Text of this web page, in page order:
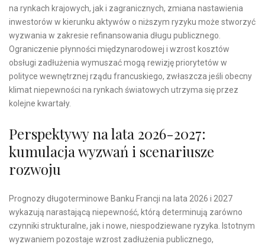
na rynkach krajowych, jak i zagranicznych, zmiana nastawienia
inwestorów w kierunku aktywów o niższym ryzyku może stworzyć
wyzwania w zakresie refinansowania długu publicznego.
Ograniczenie płynności międzynarodowej i wzrost kosztów
obsługi zadłużenia wymuszać mogą rewizję priorytetów w
polityce wewnętrznej rządu francuskiego, zwłaszcza jeśli obecny
klimat niepewności na rynkach światowych utrzyma się przez
kolejne kwartały.
Perspektywy na lata 2026-2027:
kumulacja wyzwań i scenariusze
rozwoju
Prognozy długoterminowe Banku Francji na lata 2026 i 2027
wykazują narastającą niepewność, którą determinują zarówno
czynniki strukturalne, jak i nowe, niespodziewane ryzyka. Istotnym
wyzwaniem pozostaje wzrost zadłużenia publicznego,